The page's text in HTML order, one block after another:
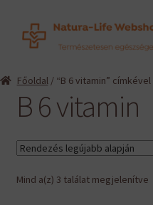
Ugrás
Kilépés
Információk
Gyártók
Hírek
Főoldal/ “B 6 vitamin”
B 6 vitamin
Mind a(z) 3 találat megjelenítve